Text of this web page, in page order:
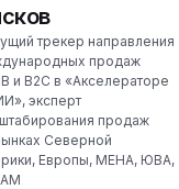
трекер направления
продаж
и B2C в «Акселераторе
эксперт
продаж
Северной
Европы, МЕНА, ЮВА,